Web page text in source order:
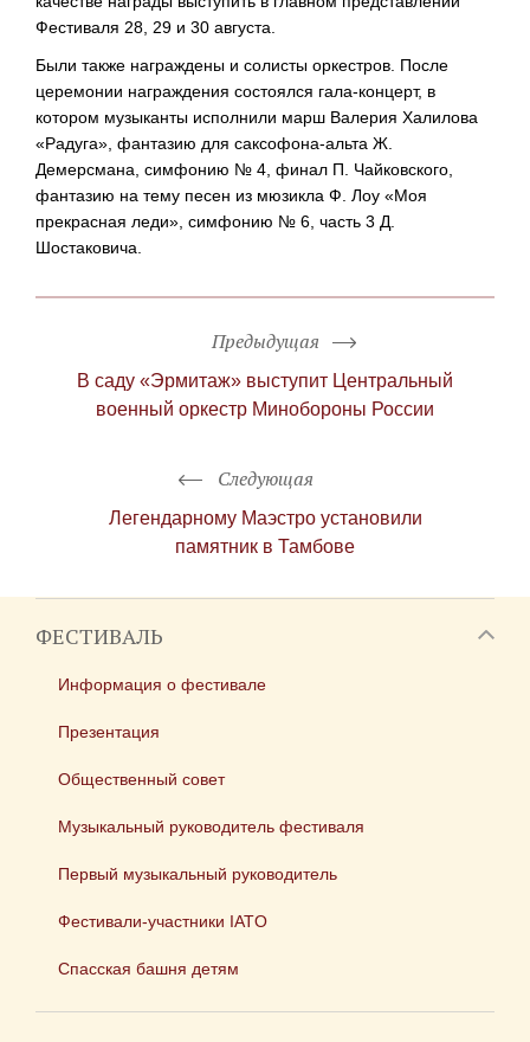
Фестиваля 28, 29 и 30 августа.
Были также награждены и солисты оркестров. После
церемонии награждения состоялся гала-концерт, в
котором музыканты исполнили марш Валерия Халилова
«Радуга», фантазию для саксофона-альта Ж.
Демерсмана, симфонию № 4, финал П. Чайковского,
фантазию на тему песен из мюзикла Ф. Лоу «Моя
прекрасная леди», симфонию № 6, часть 3 Д.
Шостаковича.
Следующая
Легендарному Маэстро установили
памятник в Тамбове
Предыдущая
В саду «Эрмитаж» выступит Центральный
военный оркестр Минобороны России
ФЕСТИВАЛЬ
Информация о фестивале
Презентация
Общественный совет
Музыкальный руководитель фестиваля
Первый музыкальный руководитель
Фестивали-участники IATO
Спасская башня детям